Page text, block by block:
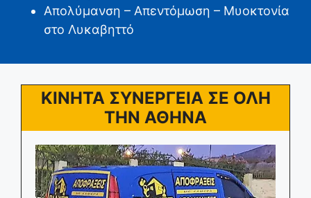
Απολύμανση – Απεντόμωση – Μυοκτονία
στο Λυκαβηττό
ΚΙΝΗΤΑ ΣΥΝΕΡΓΕΙΑ ΣΕ ΟΛΗ
ΤΗΝ ΑΘΗΝΑ